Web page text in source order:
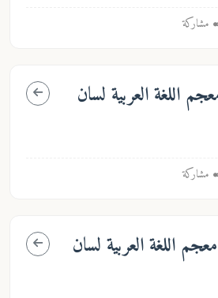
مشاركة
اللغة العربية لسان
مشاركة
اللغة العربية لسان